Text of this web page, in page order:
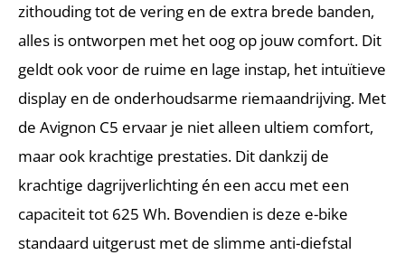
zithouding tot de vering en de extra brede banden,
alles is ontworpen met het oog op jouw comfort. Dit
geldt ook voor de ruime en lage instap, het intuïtieve
display en de onderhoudsarme riemaandrijving. Met
de Avignon C5 ervaar je niet alleen ultiem comfort,
maar ook krachtige prestaties. Dit dankzij de
krachtige dagrijverlichting én een accu met een
capaciteit tot 625 Wh. Bovendien is deze e-bike
standaard uitgerust met de slimme anti-diefstal